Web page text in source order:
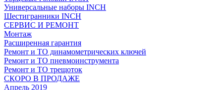
Универсальные наборы INCH
Шестигранники INCH
СЕРВИС И РЕМОНТ
Монтаж
Расширенная гарантия
Ремонт и ТО динамометрических ключей
Ремонт и ТО пневмоинструмента
Ремонт и ТО трещоток
СКОРО В ПРОДАЖЕ
Апрель 2019